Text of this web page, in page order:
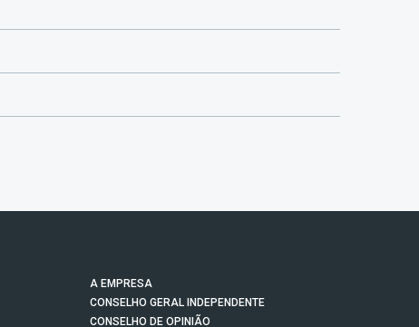
A EMPRESA
CONSELHO GERAL INDEPENDENTE
CONSELHO DE OPINIÃO